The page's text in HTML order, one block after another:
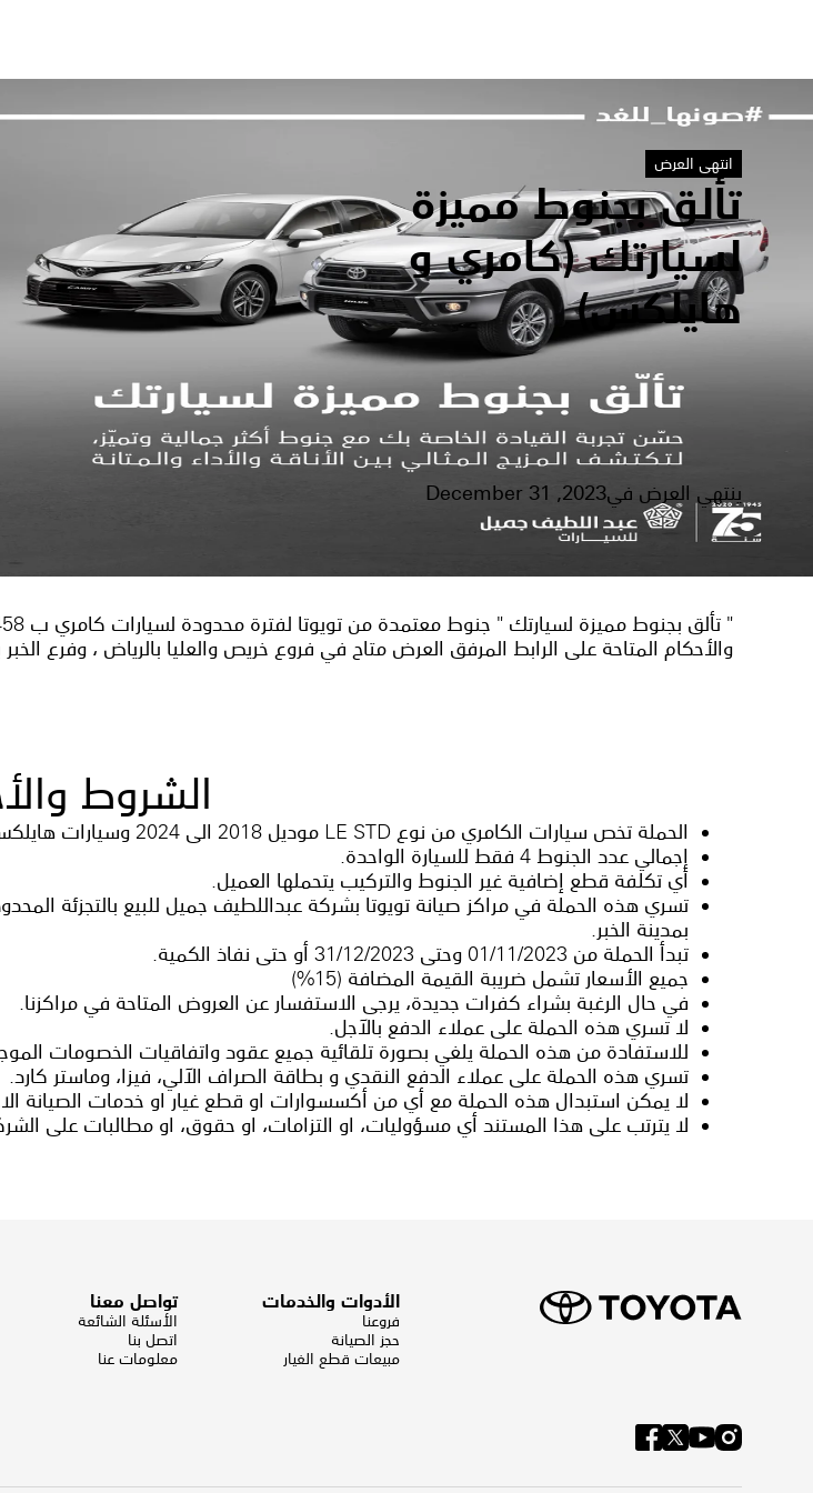
انتهى العرض
تألق بجنوط مميزة
لسيارتك (كامري و
هايلكس)
ينتهي العرض في2023, December 31
والأحكام المتاحة على الرابط المرفق العرض متاح في فروع خريص والعليا بالرياض ، وفرع الخبر
الشروط
الحملة تخص سيارات الكامري من نوع LE STD موديل 2018 الى 2024 وسيارات هايلكس من نوع GL2 موديل 2017 الى 2024.
إجمالي عدد الجنوط 4 فقط للسيارة الواحدة.
أي تكلفة قطع إضافية غير الجنوط والتركيب يتحملها العميل.
تسري هذه الحملة في مراكز صيانة تويوتا بشركة عبداللطيف جميل للبيع بالتجزئة
بمدينة الخبر.
تبدأ الحملة من 01/11/2023 وحتى 31/12/2023 أو حتى نفاذ الكمية.
جميع الأسعار تشمل ضريبة القيمة المضافة (15%)
في حال الرغبة بشراء كفرات جديدة، يرجى الاستفسار عن العروض المتاحة في مراكزنا.
لا تسري هذه الحملة على عملاء الدفع بالآجل.
للاستفادة من هذه الحملة يلغي بصورة تلقائية جميع عقود واتفاقيات الخصومات
تسري هذه الحملة على عملاء الدفع النقدي و بطاقة الصراف الآلي، فيزا، وماستر كارد.
لا يمكن استبدال هذه الحملة مع أي من أكسسوارات او قطع غيار او خدمات الصيانة
لا يترتب على هذا المستند أي مسؤوليات، او التزامات، او حقوق، او مطالبات على
الأدوات والخدمات
فروعنا
حجز الصيانة
مبيعات قطع الغيار
تواصل معنا
الأسئلة الشائعة
اتصل بنا
معلومات عنا